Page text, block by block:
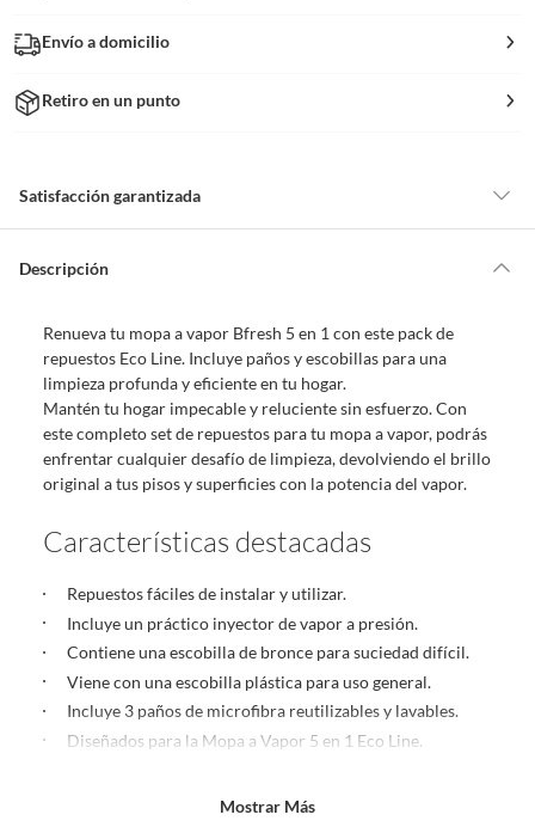
Envío a domicilio
Retiro en un punto
Satisfacción garantizada
de la compra.
comprado por internet y que hay ciertas categorías que no tienen este
derecho:
Productos que, por su naturaleza, no puedan ser devueltos,
puedan deteriorarse o caducar con rapidez.
Confeccionados a la medida.
De uso personal.
estar en perfecto estado, con todas sus etiquetas y sin uso, tal como te lo
Productos digitales que se entregan a través de una descarga
electrónica, por ejemplo, cupones de experiencia o programas
para el computador.
Productos a pedido o confeccionados a medida.
Productos que han sido informados como imperfectos, usados,
reparados, abiertos, de segunda selección, remanufacturados o
Descripción
Renueva tu mopa a vapor Bfresh 5 en 1 con este pack de
repuestos Eco Line. Incluye paños y escobillas para una
limpieza profunda y eficiente en tu hogar.
Mantén tu hogar impecable y reluciente sin esfuerzo. Con
este completo set de repuestos para tu mopa a vapor, podrás
enfrentar cualquier desafío de limpieza, devolviendo el brillo
original a tus pisos y superficies con la potencia del vapor.
Características destacadas
Repuestos fáciles de instalar y utilizar.
Incluye un práctico inyector de vapor a presión.
Contiene una escobilla de bronce para suciedad difícil.
Viene con una escobilla plástica para uso general.
Incluye 3 paños de microfibra reutilizables y lavables.
Diseñados para la Mopa a Vapor 5 en 1 Eco Line.
Mostrar Más